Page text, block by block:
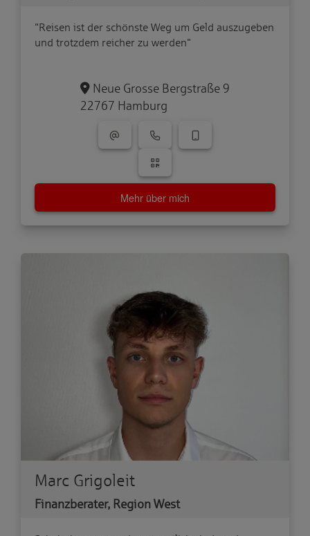
"Reisen ist der schönste Weg um Geld auszugeben
und trotzdem reicher zu werden"
Neue Grosse Bergstraße 9
22767 Hamburg
Mehr über mich
Marc Grigoleit
Finanzberater, Region West